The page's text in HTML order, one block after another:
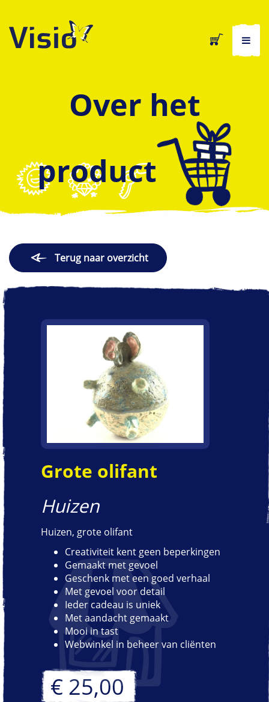
Over het
product
Terug naar overzicht
Grote olifant
Huizen
Huizen, grote olifant
Creativiteit kent geen beperkingen
Gemaakt met gevoel
Geschenk met een goed verhaal
Met gevoel voor detail
Ieder cadeau is uniek
Met aandacht gemaakt
Mooi in tast
Webwinkel in beheer van cliënten
€ 25,00